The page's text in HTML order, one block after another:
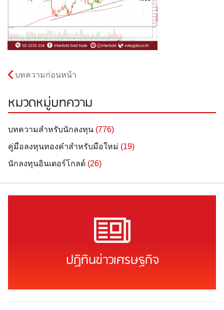
บทความก่อนหน้า
หมวดหมู่บทความ
บทความสำหรับนักลงทุน (776)
คู่มือลงทุนทองคำสำหรับมือใหม่ (19)
นักลงทุนอินเตอร์โกลด์ (26)
ปฏิทินข่าวเศรษฐกิจ